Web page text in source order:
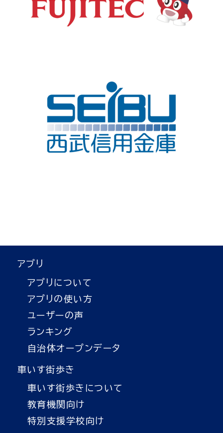
アプリ
アプリについて
アプリの使い方
ユーザーの声
ランキング
自治体オープンデータ
車いす街歩き
車いす街歩きについて
教育機関向け
特別支援学校向け